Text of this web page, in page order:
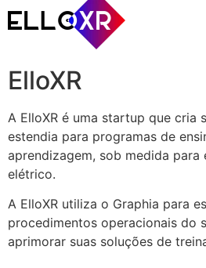
ElloXR
A ElloXR é uma startup que cria
estendia para programas de
aprendizagem, sob medida para
elétrico.
A ElloXR utiliza o Graphia para
procedimentos operacionais do
aprimorar suas soluções de